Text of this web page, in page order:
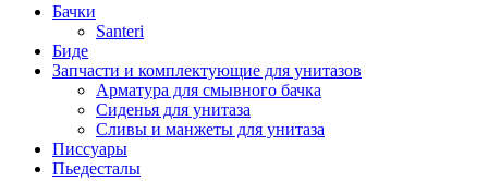
Бачки
Santeri
Биде
Запчасти и комплектующие для унитазов
Арматура для смывного бачка
Сиденья для унитаза
Сливы и манжеты для унитаза
Писсуары
Пьедесталы